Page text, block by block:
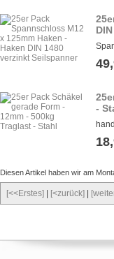
-
Diesen Artikel haben wir am
[<<Erstes] [<zurück]